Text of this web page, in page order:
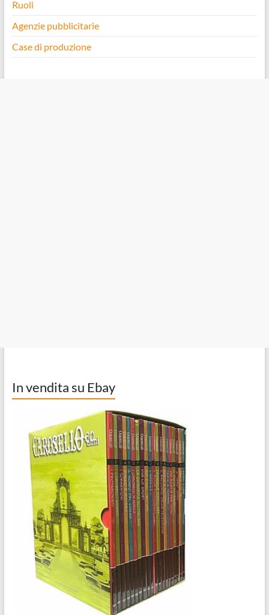
Ruoli
Agenzie pubblicitarie
Case di produzione
In vendita su Ebay